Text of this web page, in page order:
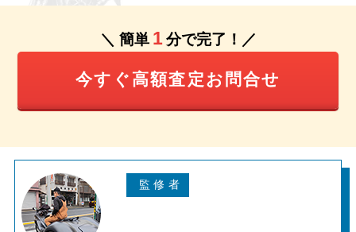
＼ 簡単 1 分で完了！／
今すぐ高額査定お問合せ